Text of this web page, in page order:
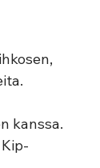
kanssa.